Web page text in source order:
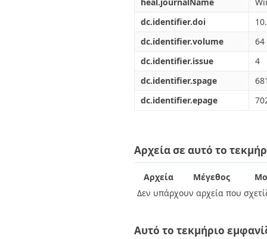
dc.identifier.doi
dc.identifier.volume
64
dc.identifier.issue
4
dc.identifier.spage
dc.identifier.epage
Αρχεία σε αυτό το
Αρχεία Μέγεθος
Δεν υπάρχουν αρχεία που
Αυτό το τεκμήριο